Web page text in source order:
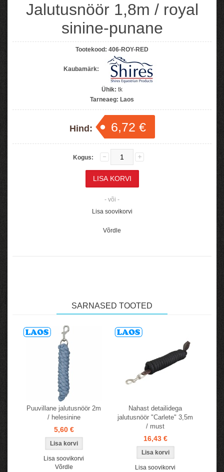
Jalutusnöör 1,8m / royal
sinine-punane
Tootekood: 406-ROY-RED
Kaubamärk:
Ühik: tk
Tarneaeg: Laos
Hind: 6,72 €
Kogus:
- või -
Lisa soovikorvi
Võrdle
SARNASED TOOTED
Puuvillane jalutusnöör 2m
/ helesinine
5,60 €
Lisa soovikorvi
Võrdle
Nahast detailidega
jalutusnöör "Carlete" 3,5m
/ must
16,43 €
Lisa soovikorvi